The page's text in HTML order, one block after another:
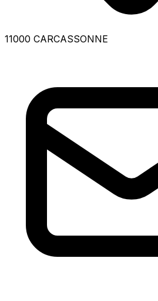
11000 CARCASSONNE